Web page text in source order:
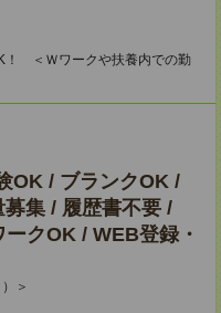
！ ＜Ｗワークや扶養内での勤
OK / ブランクOK /
集 / 履歴書不要 /
クOK / WEB登録・
＞